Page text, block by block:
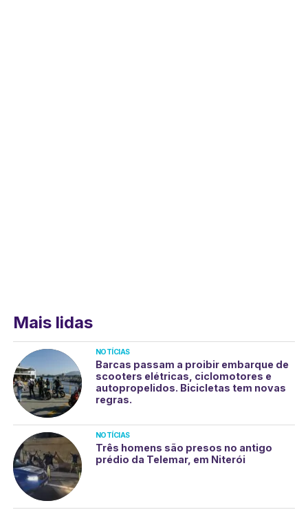
Mais lidas
NOTÍCIAS
Barcas passam a proibir embarque de
scooters elétricas, ciclomotores e
autopropelidos. Bicicletas tem novas
regras.
NOTÍCIAS
Três homens são presos no antigo
prédio da Telemar, em Niterói